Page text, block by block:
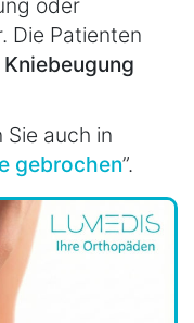
Die Patienten
Kniebeugung
auch in
gebrochen”.